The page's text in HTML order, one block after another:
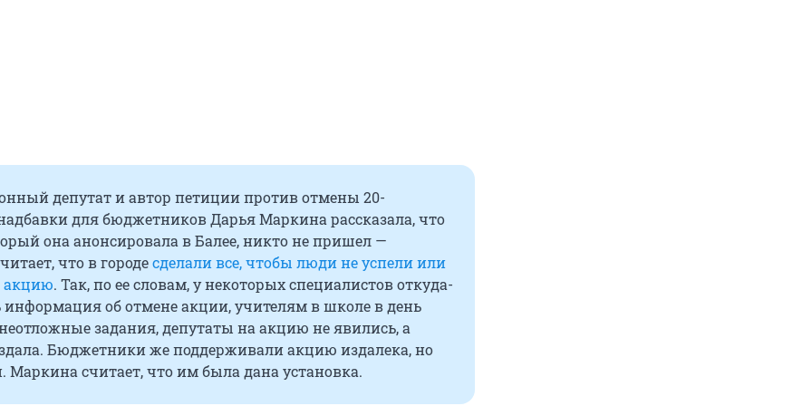
депутат и автор петиции против отмены 20-
для бюджетников Дарья Маркина рассказала, что
она анонсировала в Балее, никто не пришел —
что в городесделали все, чтобы люди не успели или
акцию. Так, по ее словам, у некоторых специалистов откуда-
информация об отмене акции, учителям в школе в день
задания, депутаты на акцию не явились, а
Бюджетники же поддерживали акцию издалека, но
Маркина считает, что им была дана установка.